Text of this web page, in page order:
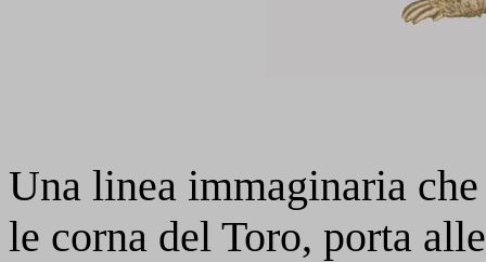
Una linea immaginaria
le corna del Toro, porta